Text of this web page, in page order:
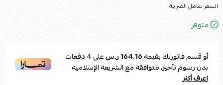
السعر شامل الضريبة
متوفر
أو قسم فاتورتك بقيمة164.16 ر.س على4دفعات
بدون رسوم تأخير، متوافقة مع الشريعة الإسلامية
اعرف أكثر